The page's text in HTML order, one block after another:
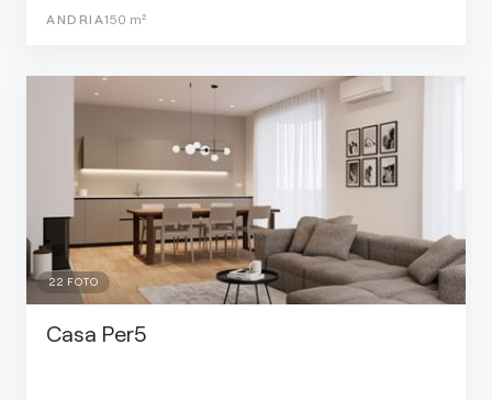
ANDRIA150 m²
22 FOTO
Casa Per5